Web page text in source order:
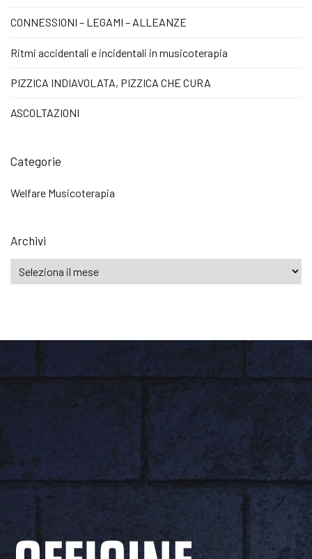
CONNESSIONI – LEGAMI – ALLEANZE
Ritmi accidentali e incidentali in musicoterapia
PIZZICA INDIAVOLATA, PIZZICA CHE CURA
ASCOLTAZIONI
Categorie
Welfare Musicoterapia
Archivi
Archivi